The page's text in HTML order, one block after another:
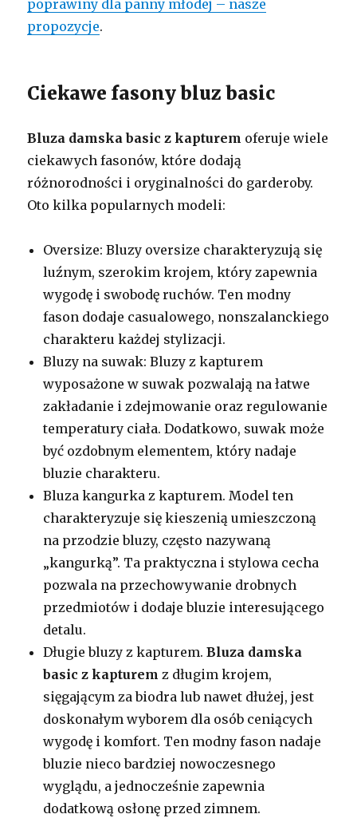
poprawiny dla panny młodej – nasze
propozycje.
Ciekawe fasony bluz basic
Bluza damska basic z kapturem oferuje wiele
ciekawych fasonów, które dodają
różnorodności i oryginalności do garderoby.
Oto kilka popularnych modeli:
Oversize: Bluzy oversize charakteryzują się
luźnym, szerokim krojem, który zapewnia
wygodę i swobodę ruchów. Ten modny
fason dodaje casualowego, nonszalanckiego
charakteru każdej stylizacji.
Bluzy na suwak: Bluzy z kapturem
wyposażone w suwak pozwalają na łatwe
zakładanie i zdejmowanie oraz regulowanie
temperatury ciała. Dodatkowo, suwak może
być ozdobnym elementem, który nadaje
bluzie charakteru.
Bluza kangurka z kapturem. Model ten
charakteryzuje się kieszenią umieszczoną
na przodzie bluzy, często nazywaną
„kangurką”. Ta praktyczna i stylowa cecha
pozwala na przechowywanie drobnych
przedmiotów i dodaje bluzie interesującego
detalu.
Długie bluzy z kapturem.Bluza damska
basic z kapturem z długim krojem,
sięgającym za biodra lub nawet dłużej, jest
doskonałym wyborem dla osób ceniących
wygodę i komfort. Ten modny fason nadaje
bluzie nieco bardziej nowoczesnego
wyglądu, a jednocześnie zapewnia
dodatkową osłonę przed zimnem.